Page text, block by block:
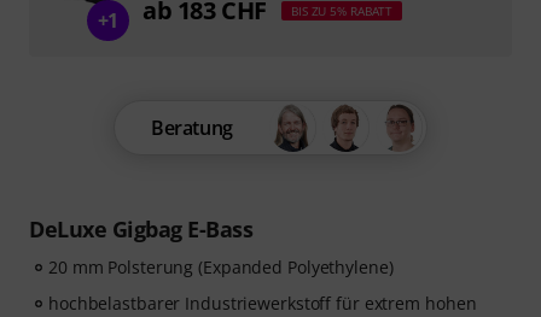
DeLuxe Gigbag E-Bass
20 mm Polsterung (Expanded Polyethylene)
hochbelastbarer Industriewerkstoff für extrem hohen
Beratung
+1 ab 183 CHF BIS ZU 5% RABATT